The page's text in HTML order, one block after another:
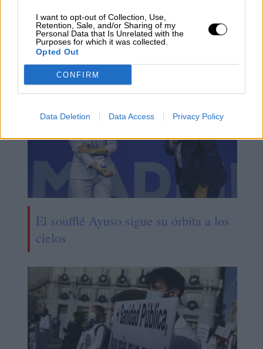
I want to opt-out of Collection, Use,
Retention, Sale, and/or Sharing of my
Personal Data that Is Unrelated with the
Purposes for which it was collected.
Opted Out
CONFIRM
Data Deletion Data Access Privacy Policy
Ayuso recurre a la justicia para
bloquear la Ley Celáa en Madrid
El soufflé Ayuso sigue su órbita a los
cielos